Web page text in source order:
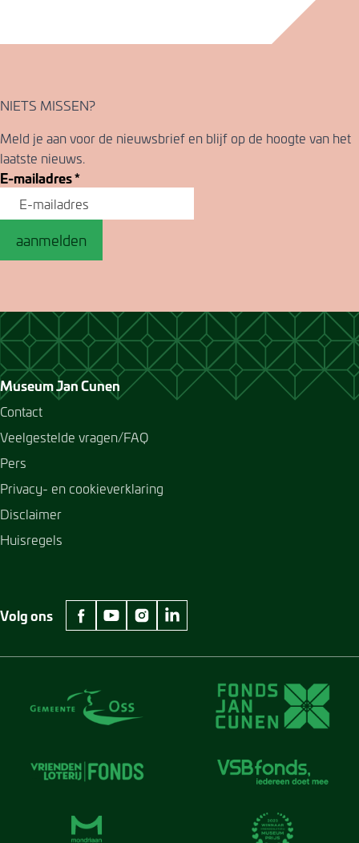
NIETS MISSEN?
Meld je aan voor de nieuwsbrief en blijf op de hoogte van het
laatste nieuws.
E-mailadres*
aanmelden
Museum Jan Cunen
Contact
Veelgestelde vragen/FAQ
Pers
Privacy- en cookieverklaring
Disclaimer
Huisregels
Volg ons
facebook Museum Jan Cunen
youtube Museum Jan Cunen
instagram Museum Jan Cunen
linkedin Museum Jan Cunen